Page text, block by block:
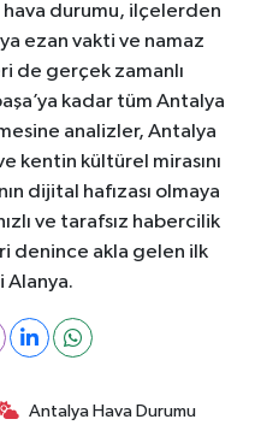
hava durumu, ilçelerden
ezan vakti ve namaz
de gerçek zamanlı
kadar tüm Antalya
analizler, Antalya
kentin kültürel mirasını
dijital hafızası olmaya
ve tarafsız habercilik
denince akla gelen ilk
Alanya.
Antalya Hava Durumu